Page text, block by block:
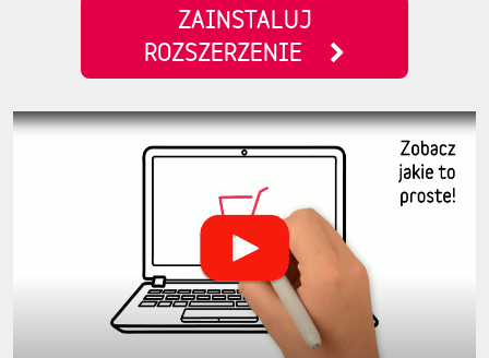
ZAINSTALUJ
ROZSZERZENIE